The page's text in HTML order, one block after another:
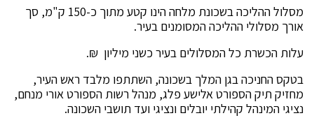
מסלול ההליכה בשכונת מלחה הינו קטע מתוך כ-150 ק"מ, סך
אורך מסלולי ההליכה המסומנים בעיר.
עלות הכשרת כל המסלולים בעיר כשני מיליון ₪.
בטקס החניכה בגן המלך בשכונה, השתתפו מלבד ראש העיר,
מחזיק תיק הספורט אלישע פלג, מנהל רשות הספורט אורי מנחם,
נציגי המינהל קהילתי יובלים ונציגי ועד תושבי השכונה.